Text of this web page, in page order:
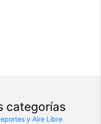
categorías
y Aire Libre